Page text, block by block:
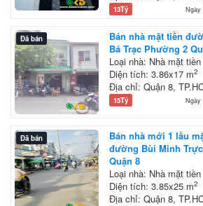
13Tỷ Ngày
Đã bán
Bán nhà mặt tiền
Bá Trạc Phường 2
Loại nhà: Nhà mặt tiền
Diện tích: 3.86x17 m2
Địa chỉ: Quận 8,
15Tỷ Ngày
Đã bán
Bán nhà mới 1 lầu
đường Bùi Minh
Quận 8
Loại nhà: Nhà mặt tiền
Diện tích: 3.85x25 m2
Địa chỉ: Quận 8,